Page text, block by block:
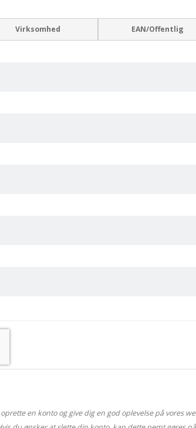
Virksomhed EAN/Offentlig
en konto og give dig en god oplevelse på vores